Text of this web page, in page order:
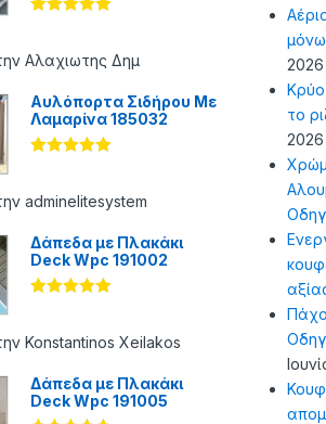
από 5
Αλαχιωτης Δημ
Αυλόπορτα Σιδήρου Με
Λαμαρίνα 185032
από 5
adminelitesystem
Δάπεδα με Πλακάκι
Deck Wpc 191002
από 5
Konstantinos Xeilakos
Δάπεδα με Πλακάκι
Deck Wpc 191005
2026
το
2026